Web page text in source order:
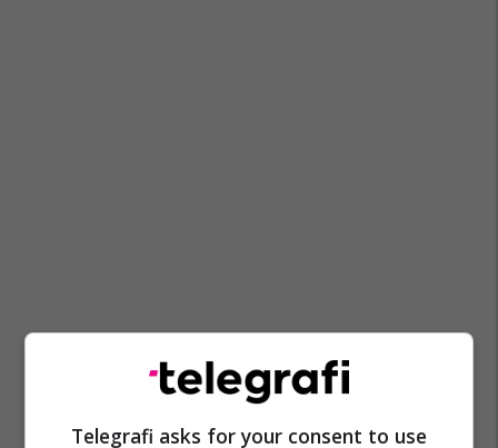
Telegrafi asks for your consent to use